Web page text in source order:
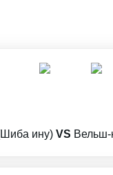
ину) VS Вельш-